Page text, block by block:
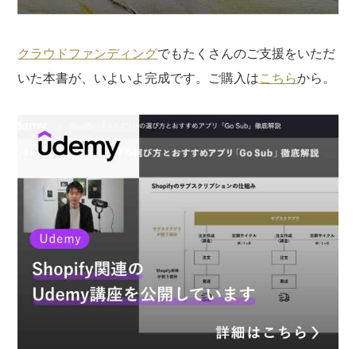
クラウドファンディングでもたくさんのご支援をいただ
いた本書が、いよいよ完成です。ご購入はこちらから。